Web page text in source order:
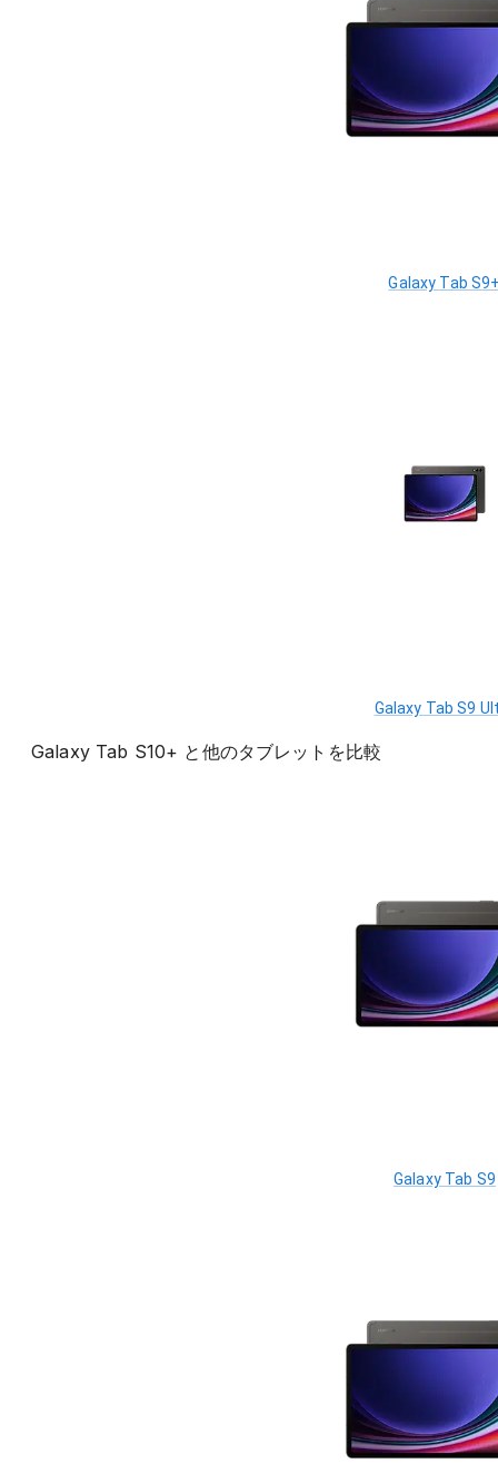
Galaxy Tab
Galaxy Tab S9
Galaxy Tab S10+ と他のタブレット を比較
Galaxy Tab S9